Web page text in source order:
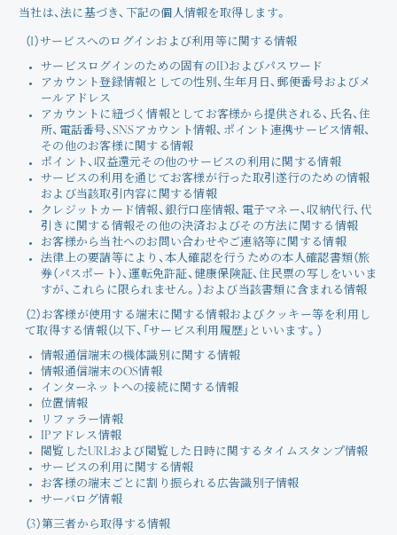
当社は、法に基づき、下記の個人情報を取得します。
（1）サービスへのログインおよび利用等に関する情報
サービスログインのための固有のIDおよびパスワード
アカウント登録情報としての性別、生年月日、郵便番号およびメ
ールアドレス
アカウントに紐づく情報としてお客様から提供される、氏名、住
所、電話番号、SNSアカウント情報、ポイント連携サービス情報、
その他のお客様に関する情報
ポイント、収益還元その他のサービスの利用に関する情報
サービスの利用を通じてお客様が行った取引遂行のための情報
および当該取引内容に関する情報
クレジットカード情報、銀行口座情報、電子マネー、収納代行、代
引きに関する情報その他の決済およびその方法に関する情報
お客様から当社へのお問い合わせやご連絡等に関する情報
法律上の要請等により、本人確認を行うための本人確認書類（旅
券（パスポート）、運転免許証、健康保険証、住民票の写しをいいま
すが、これらに限られません。）および当該書類に含まれる情報
（2）お客様が使用する端末に関する情報およびクッキー等を利用し
て取得する情報（以下、「サービス利用履歴」といいます。）
情報通信端末の機体識別に関する情報
情報通信端末のOS情報
インターネットへの接続に関する情報
位置情報
リファラー情報
IPアドレス情報
閲覧したURLおよび閲覧した日時に関するタイムスタンプ情報
サービスの利用に関する情報
お客様の端末ごとに割り振られる広告識別子情報
サーバログ情報
（3）第三者から取得する情報